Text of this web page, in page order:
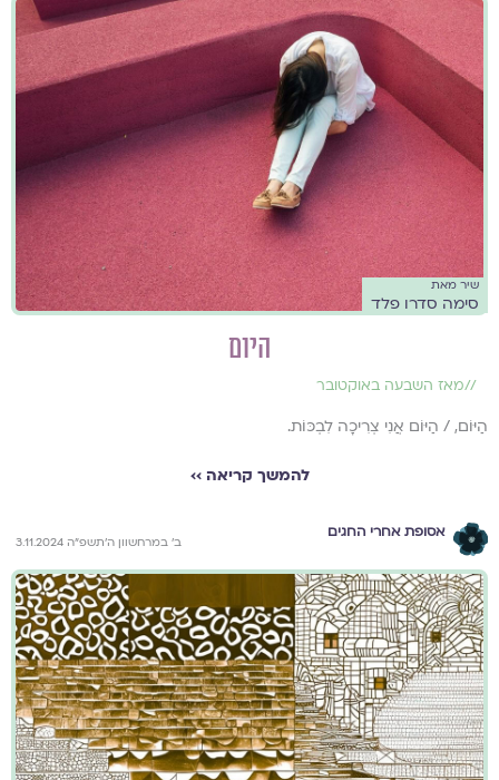
שיר מאת
סימה סדרו פלד
היום
//מאז השבעה באוקטובר
הַיּוֹם, / הַיּוֹם אֲנִי צְרִיכָה לִבְכּוֹת.
להמשך קריאה ››
אסופת אחרי החגים
ב׳ במרחשוון ה׳תשפ״ה 3.11.2024